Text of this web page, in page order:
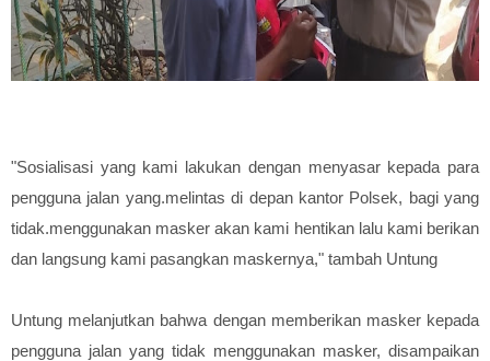
"Sosialisasi yang kami lakukan dengan menyasar kepada para
pengguna jalan yang.melintas di depan kantor Polsek, bagi yang
tidak.menggunakan masker akan kami hentikan lalu kami berikan
dan langsung kami pasangkan maskernya," tambah Untung
Untung melanjutkan bahwa dengan memberikan masker kepada
pengguna jalan yang tidak menggunakan masker, disampaikan